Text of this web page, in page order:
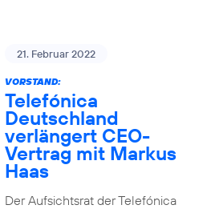
21. Februar 2022
VORSTAND:
Telefónica
Deutschland
verlängert CEO-
Vertrag mit Markus
Haas
Der Aufsichtsrat der Telefónica